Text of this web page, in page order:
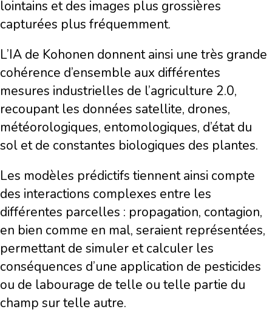
lointains et des images plus grossières
capturées plus fréquemment.
L’IA de Kohonen donnent ainsi une très grande
cohérence d’ensemble aux différentes
mesures industrielles de l’agriculture 2.0,
recoupant les données satellite, drones,
météorologiques, entomologiques, d’état du
sol et de constantes biologiques des plantes.
Les modèles prédictifs tiennent ainsi compte
des interactions complexes entre les
différentes parcelles : propagation, contagion,
en bien comme en mal, seraient représentées,
permettant de simuler et calculer les
conséquences d’une application de pesticides
ou de labourage de telle ou telle partie du
champ sur telle autre.